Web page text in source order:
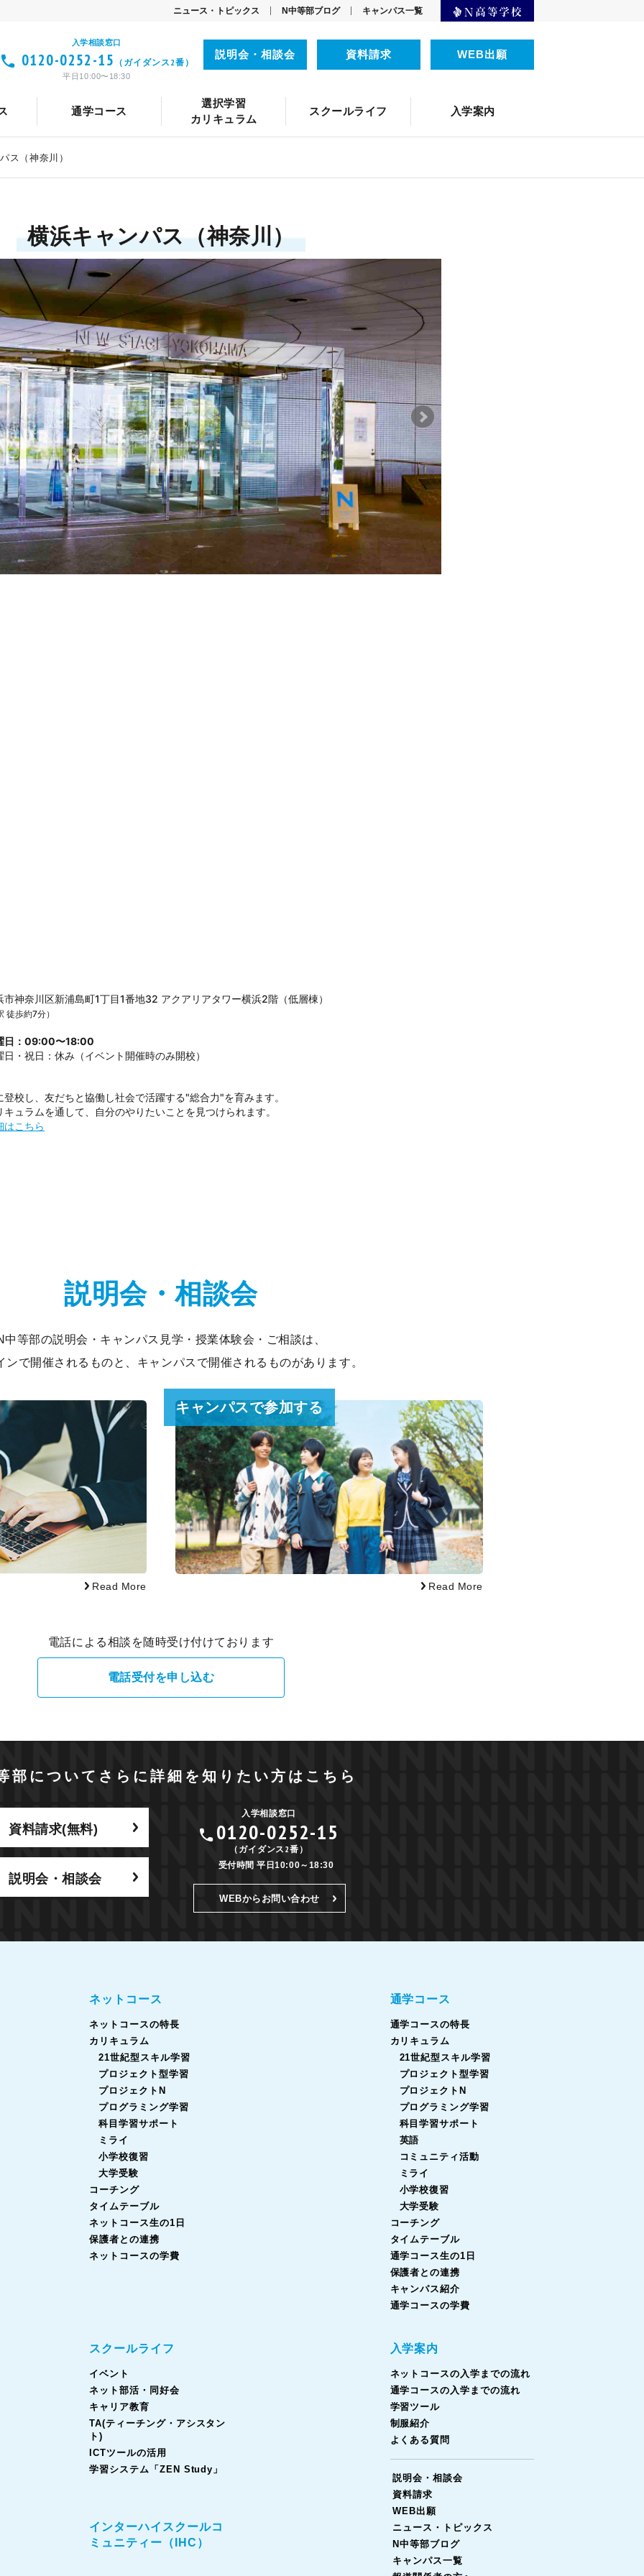
ニュース・トピックス N中等部ブログ キャンパス一覧
入学相談窓口
0120-0252-15 （ガイダンス2番）
平日10:00〜18:30
説明会・相談会 資料請求 WEB出願
ンタビュー
生徒・保護者・メンター対談 アスリートクラス
保護者との連携
ネットコースの学費
通学コース
保護者との連携
キャンパス紹介 通学コースの学費
選択学習
カリキュラム
職業体験・ワークショップ プログラミング 動画クリエイター
Webデザイン
機械学習
特別授業 スクールライフ
学習システム「ZEN Study」
入学案内
入学までの流れ 通学コースの入学までの流れ 学習ツール 制服紹介 よくある質問
ス（神奈川）
横浜キャンパス（神奈川）
市神奈川区新浦島町1丁目1番地32 アクアリアタワー横浜2階（低層棟）
徒歩約7分）
日：09:00〜18:00
・祝日：休み（イベント開催時のみ開校）
登校し、友だちと協働し社会で活躍する"総合力"を育みます。
ュラムを通して、自分のやりたいことを見つけられます。
はこちら
説明会・相談会
中等部の説明会・キャンパス見学・授業体験会・ご相談は、
ンで開催されるものと、キャンパスで開催されるものがあります。
Read More
キャンパスで参加する
Read More
電話による相談を随時受け付けております
電話受付を申し込む
部についてさらに詳細を 知りたい方はこちら
資料請求(無料)
説明会・相談会
入学相談窓口
0120-0252-15
（ガイダンス2番）
受付時間 平日10:00～18:30
WEBからお問い合わせ
ネットコース
ネットコースの特長
カリキュラム
21世紀型スキル学習
プロジェクト型学習
プロジェクトN
プログラミング学習
科目学習サポート
ミライ
小学校復習
大学受験
コーチング
タイムテーブル
ネットコース生の1日
保護者との連携
ネットコースの学費
通学コース
通学コースの特長
カリキュラム
21世紀型スキル学習
プロジェクト型学習
プロジェクトN
プログラミング学習
科目学習サポート
英語
コミュニティ活動
ミライ
小学校復習
大学受験
コーチング
タイムテーブル
通学コース生の1日
保護者との連携
キャンパス紹介
通学コースの学費
スクールライフ
イベント
ネット部活・同好会
キャリア教育
TA(ティーチング・アシスタン
ト)
ICTツールの活用
学習システム「ZEN Study」
インターハイスクールコ
ミュニティー（IHC）
入学案内
ネットコースの入学までの流れ
通学コースの入学までの流れ
学習ツール
制服紹介
よくある質問
説明会・相談会
資料請求
WEB出願
ニュース・トピックス
N中等部ブログ
キャンパス一覧